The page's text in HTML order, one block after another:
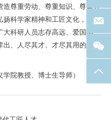
造尊重劳动、尊重知识、尊重人
扬科学家精神和工匠文化，健全
大科研人员志存高远、爱国奉
出、人尽其才、才尽其用的生动
院教授、博士生导师）
联系
返回